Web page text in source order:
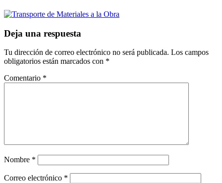
Deja una respuesta
Tu dirección de correo electrónico no será publicada. Los campos
obligatorios están marcados con *
Comentario *
Nombre *
Correo electrónico *